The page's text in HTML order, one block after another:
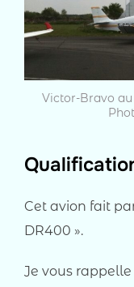
Victor-Bravo
Cet avion fait
DR400 ».
Je vous